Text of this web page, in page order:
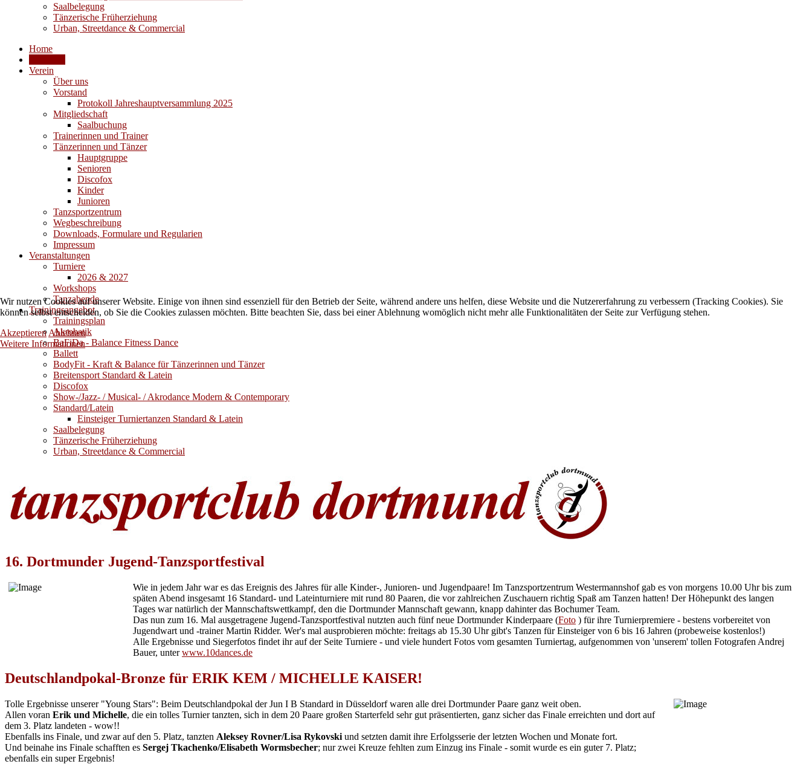
Saalbelegung
Tänzerische Früherziehung
Urban, Streetdance & Commercial
Home
Verein
Über uns
Vorstand
Protokoll Jahreshauptversammlung 2025
Mitgliedschaft
Saalbuchung
Trainerinnen und Trainer
Tänzerinnen und Tänzer
Hauptgruppe
Senioren
Discofox
Kinder
Junioren
Tanzsportzentrum
Wegbeschreibung
Downloads, Formulare und Regularien
Impressum
Veranstaltungen
Turniere
2026 & 2027
Workshops
Tanzabende
Trainingsangebot
Trainingsplan
Akrobatik
BaFiDa - Balance Fitness Dance
Ballett
BodyFit - Kraft & Balance für Tänzerinnen und Tänzer
Breitensport Standard & Latein
Discofox
Show-/Jazz- / Musical- / Akrodance Modern & Contemporary
Standard/Latein
Einsteiger Turniertanzen Standard & Latein
Saalbelegung
Tänzerische Früherziehung
Urban, Streetdance & Commercial
16. Dortmunder Jugend-Tanzsportfestival
Wie in jedem Jahr war es das Ereignis des Jahres für alle Kinder-, Junioren- und Jugendpaare! Im Tanzsportzentrum Westermannshof gab es von morgens 10.00 Uhr bis zum
späten Abend insgesamt 16 Standard- und Lateinturniere mit rund 80 Paaren, die vor zahlreichen Zuschauern richtig Spaß am Tanzen hatten! Der Höhepunkt des langen
Tages war natürlich der Mannschaftswettkampf, den die Dortmunder Mannschaft gewann, knapp dahinter das Bochumer Team.
Das nun zum 16. Mal ausgetragene Jugend-Tanzsportfestival nutzten auch fünf neue Dortmunder Kinderpaare (Foto ) für ihre Turnierpremiere - bestens vorbereitet von
Jugendwart und -trainer Martin Ridder. Wer's mal ausprobieren möchte: freitags ab 15.30 Uhr gibt's Tanzen für Einsteiger von 6 bis 16 Jahren (probeweise kostenlos!)
Alle Ergebnisse und Siegerfotos findet ihr auf der Seite Turniere - und viele hundert Fotos vom gesamten Turniertag, aufgenommen von 'unserem' tollen Fotografen Andrej
Bauer, unterwww.10dances.de
Deutschlandpokal-Bronze für ERIK KEM / MICHELLE KAISER!
Tolle Ergebnisse unserer "Young Stars": Beim Deutschlandpokal der Jun I B Standard in Düsseldorf waren alle drei Dortmunder Paare ganz weit oben.
Allen voran Erik und Michelle, die ein tolles Turnier tanzten, sich in dem 20 Paare großen Starterfeld sehr gut präsentierten, ganz sicher das Finale erreichten und dort auf
dem 3. Platz landeten - wow!!
Ebenfalls ins Finale, und zwar auf den 5. Platz, tanzten Aleksey Rovner/Lisa Rykovski und setzten damit ihre Erfolgsserie der letzten Wochen und Monate fort.
Und beinahe ins Finale schafften es Sergej Tkachenko/Elisabeth Wormsbecher; nur zwei Kreuze fehlten zum Einzug ins Finale - somit wurde es ein guter 7. Platz;
ebenfalls ein super Ergebnis!
Wir nutzen Cookies auf unserer Website. Einige von ihnen sind essenziell für den Betrieb der Seite, während andere uns helfen, diese Website und die Nutzererfahrung zu verbessern (Tracking Cookies). Sie
können selbst entscheiden, ob Sie die Cookies zulassen möchten. Bitte beachten Sie, dass bei einer Ablehnung womöglich nicht mehr alle Funktionalitäten der Seite zur Verfügung stehen.
Akzeptieren Ablehnen
Weitere Informationen